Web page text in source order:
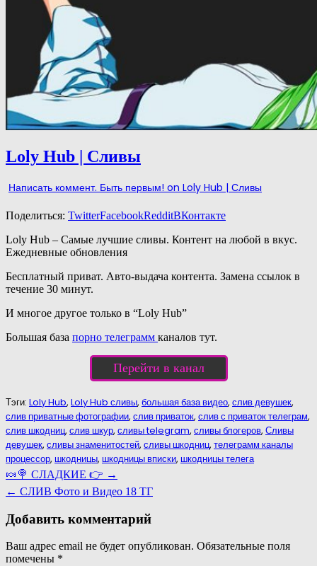
Loly Hub | Сливы
Написать коммент. Быть первым! on Loly Hub | Сливы
Поделиться: TwitterFacebookRedditВКонтакте
Loly Hub – Самые лучшие сливы. Контент на любой в вкус.
Ежедневные обновления
Бесплатный приват. Авто-выдача контента. Замена ссылок в
течение 30 минут.
И многое другое только в “Loly Hub”
Большая база порно телеграмм каналов тут.
Перейти в канал
Тэги: Loly Hub, Loly Hub сливы, большая база видео, слив девушек,
слив приватные фотографии, слив приваток, слив с приваток телеграм,
слив шкодниц, слив шкур, сливы telegram, сливы блогеров, Сливы
девушек, сливы знаменитостей, сливы шкодниц, телеграмм каналы
процессор, шкодницы, шкодницы вписки, шкодницы телега
Навигация
по
записям
🍬🍭 СЛАДКИЕ 👉 →
← СЛИВ Фото и Видео 18 ТГ
Добавить комментарий
Ваш адрес email не будет опубликован. Обязательные поля
помечены *